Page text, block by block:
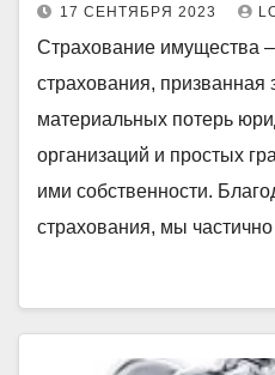
17 СЕНТЯБРЯ 2023
Страхование имущества
страхования, призванная
материальных потерь
организаций и простых
ими собственности.
страхования, мы